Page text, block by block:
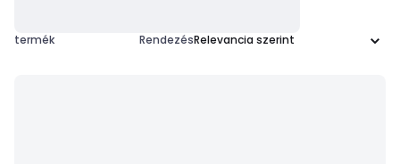
termék Rendezés